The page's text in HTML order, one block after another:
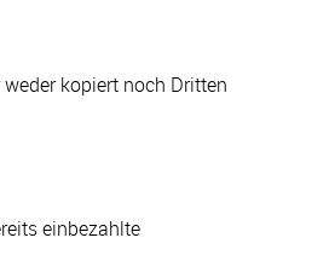
kopiert noch Dritten
einbezahlte